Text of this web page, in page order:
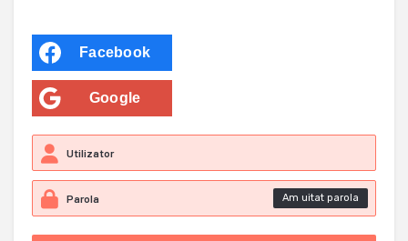
Facebook
Google
Am uitat parola